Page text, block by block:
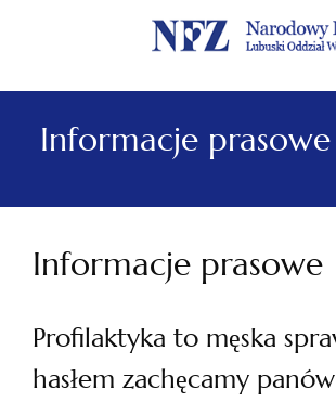
Menu
główne
Menu
lewe
Treść
główna
Szukaj
w
serwisie
Stopka
Informacje prasowe
Informacje prasowe
Profilaktyka to męska
hasłem zachęcamy